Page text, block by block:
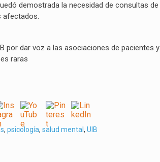
demostrada la necesidad de consultas de
afectados.
por dar voz a las asociaciones de pacientes y
raras
, psicología, salud mental , UIB